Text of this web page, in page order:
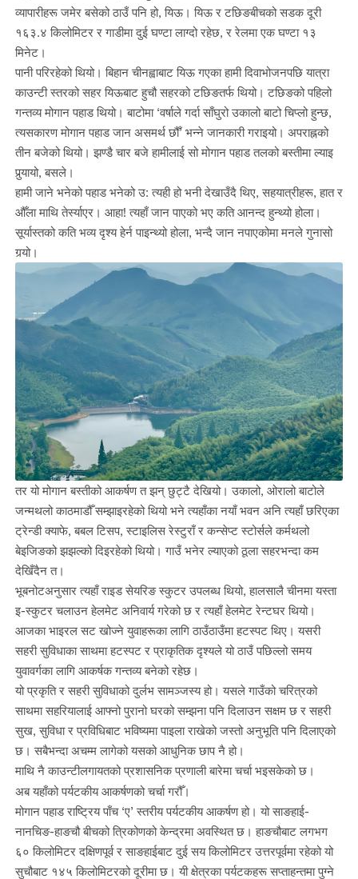
व्यापारीहरू जमेर बसेको ठाउँ पनि हो, यिऊ। यिऊ र टछिङबीचको सडक दूरी
१६३.४ किलोमिटर र गाडीमा दुई घण्टा लाग्दो रहेछ, र रेलमा एक घण्टा १३
मिनेट।
पानी परिरहेको थियो। बिहान चीनह्वाबाट यिऊ गएका हामी दिवाभोजनपछि यात्रा
काउन्टी स्तरको सहर यिऊबाट हुचौ सहरको टछिङतर्फ थियो। टछिङको पहिलो
गन्तव्य मोगान पहाड थियो। बाटोमा ‘वर्षाले गर्दा साँघुरो उकालो बाटो चिप्लो हुन्छ,
त्यसकारण मोगान पहाड जान असमर्थ छौँ’ भन्ने जानकारी गराइयो। अपराह्नको
तीन बजेको थियो। झण्डै चार बजे हामीलाई सो मोगान पहाड तलको बस्तीमा ल्याइ
पुर्‍यायो, बसले।
हामी जाने भनेको पहाड भनेको उ: त्यही हो भनी देखाउँदै थिए, सहयात्रीहरू, हात र
औँला माथि तेर्स्याएर। आहा! त्यहाँ जान पाएको भए कति आनन्द हुन्थ्यो होला।
सूर्यास्तको कति भव्य दृश्य हेर्न पाइन्थ्यो होला, भन्दै जान नपाएकोमा मनले गुनासो
गर्‍यो।
तर यो मोगान बस्तीको आकर्षण त झन् छुट्टै देखियो। उकालो, ओरालो बाटोले
जन्मथलो काठमाडौँ सम्झाइरहेको थियो भने त्यहाँका नयाँ भवन अनि त्यहाँ छरिएका
ट्रेन्डी क्याफे, बबल टिसप, स्टाइलिस रेस्टुराँ र कन्सेप्ट स्टोर्सले कर्मथलो
बेइजिङको झझल्को दिइरहेको थियो। गाउँ भनेर ल्याएको ठूला सहरभन्दा कम
देखिँदैन त।
भूबनोटअनुसार त्यहाँ राइड सेयरिङ स्कुटर उपलब्ध थियो, हालसालै चीनमा यस्ता
इ-स्कुटर चलाउन हेलमेट अनिवार्य गरेको छ र त्यहाँ हेलमेट रेन्टघर थियो।
आजका भाइरल सट खोज्ने युवाहरूका लागि ठाउँठाउँमा हटस्पट थिए। यसरी
सहरी सुविधाका साथमा हटस्पट र प्राकृतिक दृश्यले यो ठाउँ पछिल्लो समय
युवावर्गका लागि आकर्षक गन्तव्य बनेको रहेछ।
यो प्रकृति र सहरी सुविधाको दुर्लभ सामञ्जस्य हो। यसले गाउँको चरित्रको
साथमा सहरियालाई आफ्नो पुरानो घरको सम्झना पनि दिलाउन सक्षम छ र सहरी
सुख, सुविधा र प्रविधिबाट भविष्यमा पाइला राखेको जस्तो अनुभूति पनि दिलाएको
छ। सबैभन्दा अचम्म लागेको यसको आधुनिक छाप नै हो।
माथि नै काउन्टीलगायतको प्रशासनिक प्रणाली बारेमा चर्चा भइसकेको छ।
अब यहाँको पर्यटकीय आकर्षणको चर्चा गरौँ।
मोगान पहाड राष्ट्रिय पाँच ‘ए’ स्तरीय पर्यटकीय आकर्षण हो। यो साङहाई-
नानचिङ-हाङचौ बीचको त्रिकोणको केन्द्रमा अवस्थित छ। हाङचौबाट लगभग
६० किलोमिटर दक्षिणपूर्व र साङहाईबाट दुई सय किलोमिटर उत्तरपूर्वमा रहेको यो
सुचौबाट १४५ किलोमिटरको दूरीमा छ। यी क्षेत्रका पर्यटकहरू सप्ताहन्तमा पुग्ने